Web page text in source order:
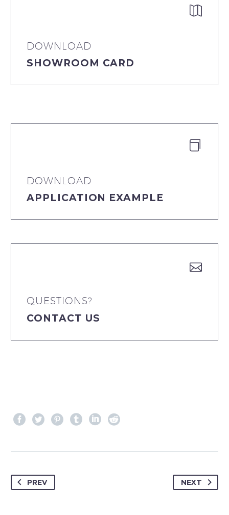


DOWNLOAD
SHOWROOM CARD


DOWNLOAD
APPLICATION EXAMPLE


QUESTIONS?
CONTACT US
PREV NEXT